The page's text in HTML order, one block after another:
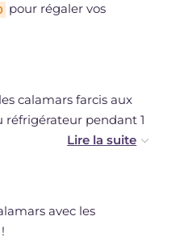
pour régaler vos
calamars farcis aux
réfrigérateur pendant 1
décongelés.
les calamars crus,
et ensuite les
avec les